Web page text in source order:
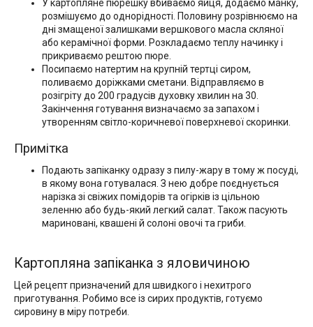
У картопляне пюрешку вбиваємо яйця, додаємо манку,
розмішуємо до однорідності. Половину розрівнюємо на
дні змащеної залишками вершкового масла скляної
або керамічної форми. Розкладаємо теплу начинку і
прикриваємо рештою пюре.
Посипаємо натертим на крупній тертці сиром,
поливаємо доріжками сметани. Відправляємо в
розігріту до 200 градусів духовку хвилин на 30.
Закінчення готування визначаємо за запахом і
утворенням світло-коричневої поверхневої скоринки.
Примітка
Подають запіканку одразу з пилу-жару в тому ж посуді,
в якому вона готувалася. З нею добре поєднується
нарізка зі свіжих помідорів та огірків із цільною
зеленню або будь-який легкий салат. Також пасують
мариновані, квашені й солоні овочі та гриби.
Картопляна запіканка з яловичиною
Цей рецепт призначений для швидкого і нехитрого
приготування. Робимо все із сирих продуктів, готуємо
сировину в міру потреби.